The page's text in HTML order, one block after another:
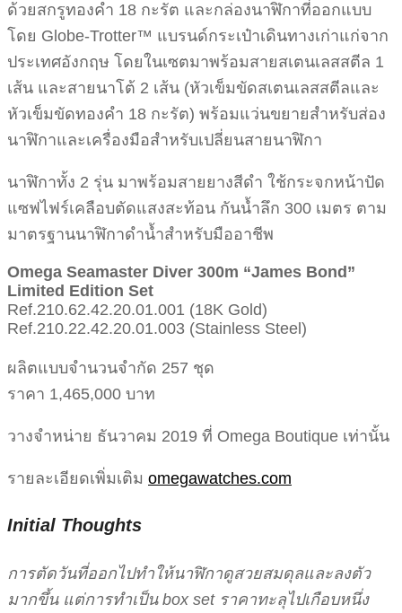
ด้วยสกรูทองคำ 18 กะรัต และกล่องนาฬิกาที่ออกแบบ
โดย Globe-Trotter™ แบรนด์กระเป๋าเดินทางเก่าแก่จาก
ประเทศอังกฤษ โดยในเซตมาพร้อมสายสเตนเลสสตีล 1
เส้น และสายนาโต้ 2 เส้น (หัวเข็มขัดสเตนเลสสตีลและ
หัวเข็มขัดทองคำ 18 กะรัต) พร้อมแว่นขยายสำหรับส่อง
นาฬิกาและเครื่องมือสำหรับเปลี่ยนสายนาฬิกา
นาฬิกาทั้ง 2 รุ่น มาพร้อมสายยางสีดำ ใช้กระจกหน้าปัด
แซฟไฟร์เคลือบตัดแสงสะท้อน กันน้ำลึก 300 เมตร ตาม
มาตรฐานนาฬิกาดำน้ำสำหรับมืออาชีพ
Omega Seamaster Diver 300m “James Bond”
Limited Edition Set
Ref.210.62.42.20.01.001 (18K Gold)
Ref.210.22.42.20.01.003 (Stainless Steel)
ผลิตแบบจำนวนจำกัด 257 ชุด
ราคา 1,465,000 บาท
วางจำหน่าย ธันวาคม 2019 ที่ Omega Boutique เท่านั้น
รายละเอียดเพิ่มเติม omegawatches.com
Initial Thoughts
การตัดวันที่ออกไปทำให้นาฬิกาดูสวยสมดุลและลงตัว
มากขึ้น แต่การทำเป็น box set ราคาทะลุไปเกือบหนึ่ง